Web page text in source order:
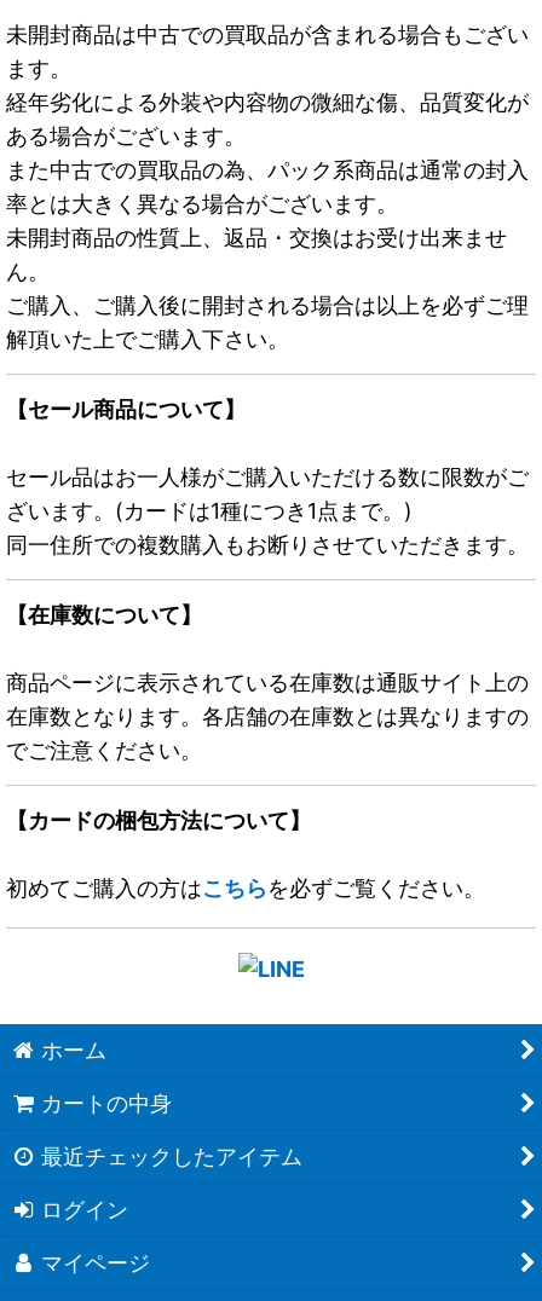
未開封商品は中古での買取品が含まれる場合もござい
ます。
経年劣化による外装や内容物の微細な傷、品質変化が
ある場合がございます。
また中古での買取品の為、パック系商品は通常の封入
率とは大きく異なる場合がございます。
未開封商品の性質上、返品・交換はお受け出来ませ
ん。
ご購入、ご購入後に開封される場合は以上を必ずご理
解頂いた上でご購入下さい。
【セール商品について】
セール品はお一人様がご購入いただける数に限数がご
ざいます。(カードは1種につき1点まで。)
同一住所での複数購入もお断りさせていただきます。
【在庫数について】
商品ページに表示されている在庫数は通販サイト上の
在庫数となります。各店舗の在庫数とは異なりますの
でご注意ください。
【カードの梱包方法について】
初めてご購入の方はこちらを必ずご覧ください。
ホーム
カートの中身
最近チェックしたアイテム
ログイン
マイページ